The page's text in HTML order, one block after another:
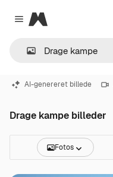
Close menu
Magnific
AI-genereret billede
Drage kampe billeder
Fotos